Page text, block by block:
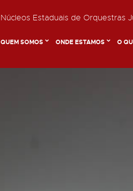
Núcleos Estaduais de Orquestras
QUEM SOMOS ONDE ESTAMOS O